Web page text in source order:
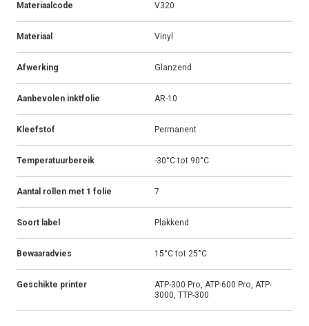
Materiaalcode V320
Materiaal Vinyl
Afwerking Glanzend
Aanbevolen inktfolie AR-10
Kleefstof Permanent
Temperatuurbereik -30°C tot 90°C
Aantal rollen met 1 folie 7
Soort label Plakkend
Bewaaradvies 15°C tot 25°C
Geschikte printer
ATP-300 Pro, ATP-600 Pro, ATP-
3000, TTP-300